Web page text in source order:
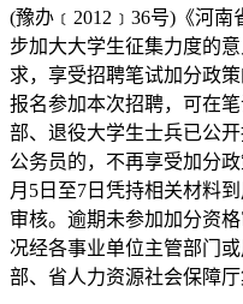
(豫办﹝2012﹞36号)《河
步加大大学生征集力度的
求，享受招聘笔试加分政
报名参加本次招聘，可在
部、退役大学生士兵已公
公务员的，不再享受加分
月5日至7日凭持相关材料
审核。逾期未参加加分资
况经各事业单位主管部门
部、省人力资源社会保障厅